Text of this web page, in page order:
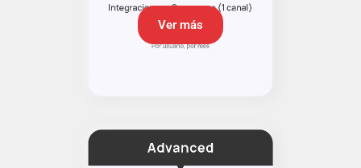
Ver más